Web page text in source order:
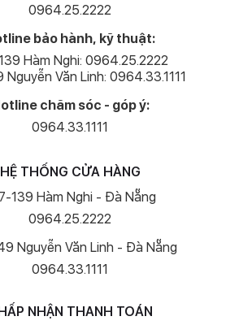
0964.25.2222
bảo hành, kỹ thuật:
Hàm Nghi: 0964.25.2222
Văn Linh: 0964.33.1111
chăm sóc - góp ý:
0964.33.1111
HỆ THỐNG CỬA HÀNG
139 Hàm Nghi - Đà Nẵng
0964.25.2222
Nguyễn Văn Linh - Đà Nẵng
0964.33.1111
NHẬN THANH TOÁN